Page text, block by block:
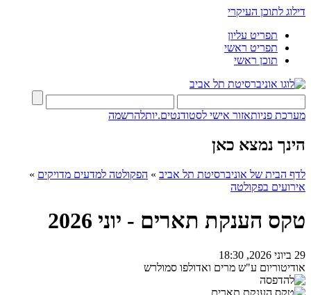
דילוג לתוכן העיקרי
תפריט עליון
תפריט ראשי
תוכן ראשי
מערכת פניותאזור אישי לסטודנטים.יותלהרשמה
הינך נמצא כאן
לדף הבית של אוניברסיטת תל אביב » הפקולטה למדעים מדויקים »
אירועים בפקולטה
טקס הענקת תארים - יוני 2026
29 ביוני 2026, 18:30
אודיטוריום ע"ש מרים ואדולפו סמולרש